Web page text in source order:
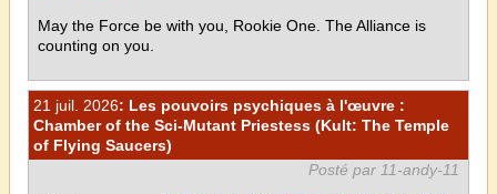
May the Force be with you, Rookie One. The Alliance is
counting on you.
21 juil. 2026: Les pouvoirs psychiques à l'œuvre :
Chamber of the Sci-Mutant Priestess (Kult: The Temple
of Flying Saucers)
Posté par 11-andy-11